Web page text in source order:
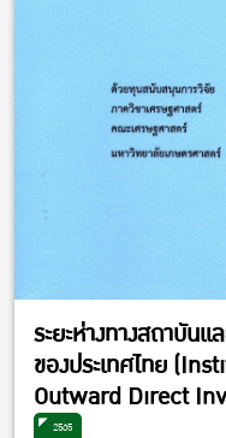
ระยะห่างทางสถาบันแ
ของประเทศไทย
Outward Direct
2565